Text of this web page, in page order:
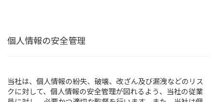
個人情報の安全管理
当社は、個人情報の紛失、破壊、改ざん及び漏洩などのリス
クに対して、個人情報の安全管理が図れるよう、当社の従業